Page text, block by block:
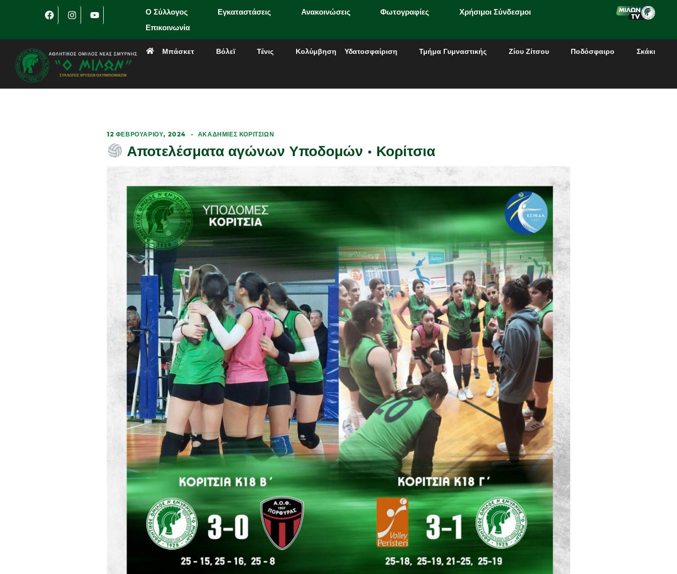
Ο Σύλλογος Εγκαταστάσεις Ανακοινώσεις Φωτογραφίες
Χρήσιμοι Σύνδεσμοι
Επικοινωνία
Μπάσκετ Βόλεϊ Τένις Κολύμβηση Υδατοσφαίριση Τμήμα Γυμναστικής Ζίου Ζίτσου Ποδόσφαιρο Σκάκι
12 ΦΕΒΡΟΥΑΡΊΟΥ, 2024 · ΑΚΑΔΗΜΊΕΣ ΚΟΡΙΤΣΙΏΝ
Αποτελέσματα αγώνων Υποδομών • Κορίτσια